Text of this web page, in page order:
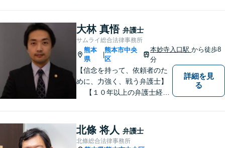
ています。皆様にとって一番
のパートナーとなれるよう、
精一杯取り組ませていただき
ます。
大林 真悟 弁護士
サムライ総合法律事務所
熊本
県
|
熊本市中央
区
本妙寺入口駅から徒歩8
分
【信念を持って、依頼者のた
めに、力強く、戦う弁護士】
【１０年以上の弁護士経
等の男女トラブル、③顧問弁
護の３つの分野に力を注ぐ弁
護士】
詳細を見
る
北條 将人 弁護士
北條総合法律事務所